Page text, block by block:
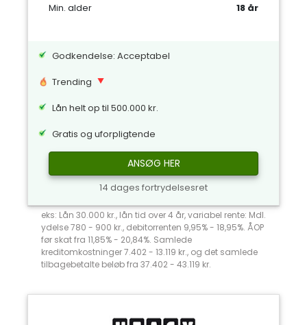
Min. alder
18 år
Godkendelse: Acceptabel
Trending
Lån helt op til 500.000 kr.
Gratis og uforpligtende
ANSØG HER
14 dages fortrydelsesret
eks: Lån 30.000 kr., lån tid over 4 år, variabel rente: Mdl.
ydelse 780 - 900 kr., debitorrenten 9,95% - 18,95%. ÅOP
før skat fra 11,85% - 20,84%. Samlede
kreditomkostninger 7.402 - 13.119 kr., og det samlede
tilbagebetalte beløb fra 37.402 - 43.119 kr.